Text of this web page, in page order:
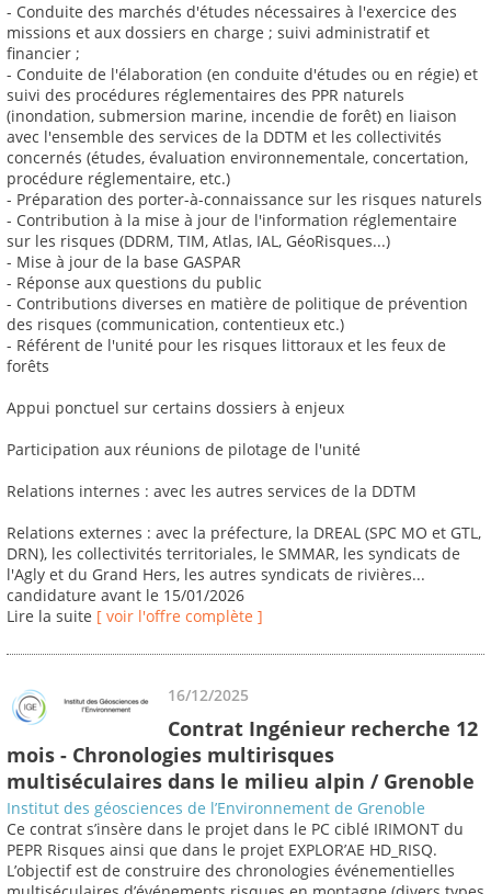
- Conduite des marchés d'études nécessaires à l'exercice des
missions et aux dossiers en charge ; suivi administratif et
financier ;
- Conduite de l'élaboration (en conduite d'études ou en régie) et
suivi des procédures réglementaires des PPR naturels
(inondation, submersion marine, incendie de forêt) en liaison
avec l'ensemble des services de la DDTM et les collectivités
concernés (études, évaluation environnementale, concertation,
procédure réglementaire, etc.)
- Préparation des porter-à-connaissance sur les risques naturels
- Contribution à la mise à jour de l'information réglementaire
sur les risques (DDRM, TIM, Atlas, IAL, GéoRisques...)
- Mise à jour de la base GASPAR
- Réponse aux questions du public
- Contributions diverses en matière de politique de prévention
des risques (communication, contentieux etc.)
- Référent de l'unité pour les risques littoraux et les feux de
forêts
Appui ponctuel sur certains dossiers à enjeux
Participation aux réunions de pilotage de l'unité
Relations internes : avec les autres services de la DDTM
Relations externes : avec la préfecture, la DREAL (SPC MO et GTL,
DRN), les collectivités territoriales, le SMMAR, les syndicats de
l'Agly et du Grand Hers, les autres syndicats de rivières...
candidature avant le 15/01/2026
Lire la suite [ voir l'offre complète ]
16/12/2025
Contrat Ingénieur recherche 12
mois - Chronologies multirisques
multiséculaires dans le milieu alpin / Grenoble
Institut des géosciences de l’Environnement de Grenoble
Ce contrat s’insère dans le projet dans le PC ciblé IRIMONT du
PEPR Risques ainsi que dans le projet EXPLOR’AE HD_RISQ.
L’objectif est de construire des chronologies événementielles